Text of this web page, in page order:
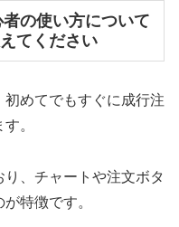
の使い方について
てください
めてでもすぐに成行注
。
、チャートや注文ボタ
特徴です。